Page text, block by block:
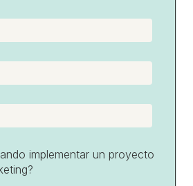
implementar un proyecto